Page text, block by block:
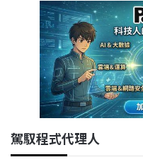
駕馭程式代理人